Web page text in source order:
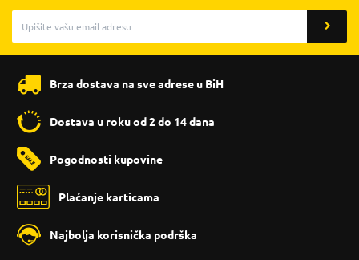
Brza dostava na sve adrese u BiH
Dostava u roku od 2 do 14 dana
Pogodnosti kupovine
Plaćanje karticama
Najbolja korisnička podrška